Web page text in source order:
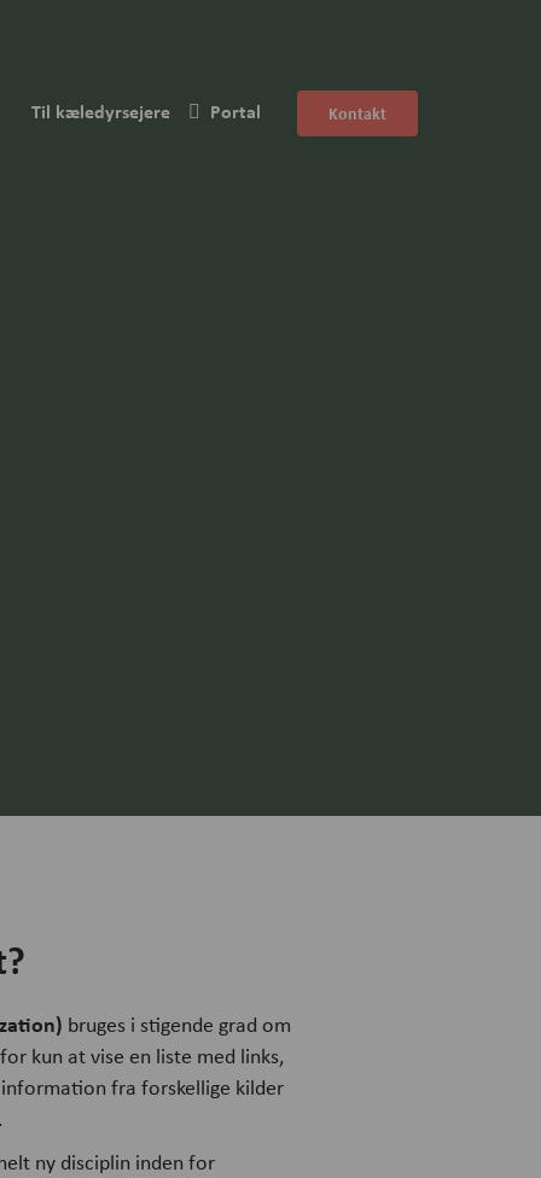
Til kæledyrsejere Portal Kontakt
bruges i stigende grad om
kun at vise en liste med links,
fra forskellige kilder
ny disciplin inden for